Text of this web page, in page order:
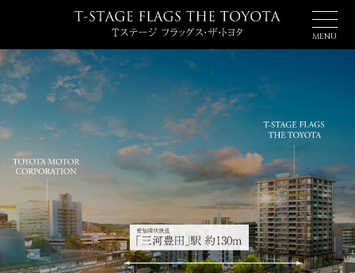
MENU
TOP PAGE
トップページ
ACCESS & LOCATION
アクセス＆ロケーション
PROJECT
プロジェクト
DESIGN
デザイン
CAR LIFE
カーライフ
COMMON SPACE
コモンスペース
PLAN
プラン
QUALITY & ZEH
クオリティ＆ゼッチ
MODEL ROOM
モデルルーム
BRAND
ブランド